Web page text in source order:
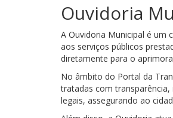
Ouvidoria
A Ouvidoria Municipal é um
aos serviços públicos
diretamente para o
No âmbito do Portal da
tratadas com
legais, assegurando ao